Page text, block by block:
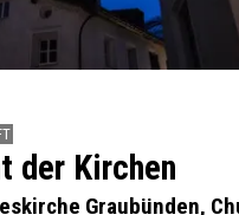
der Kirchen
Graubünden,